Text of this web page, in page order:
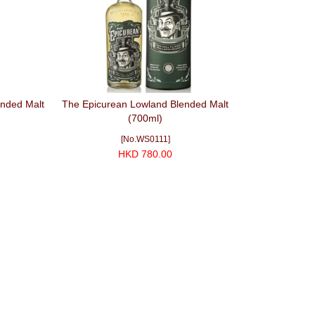
Malt
The Epicurean Lowland Blended Malt
(700ml)
[No.WS0111]
HKD 780.00